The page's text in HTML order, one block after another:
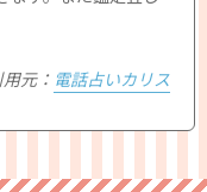
用元： 電話占いカリス